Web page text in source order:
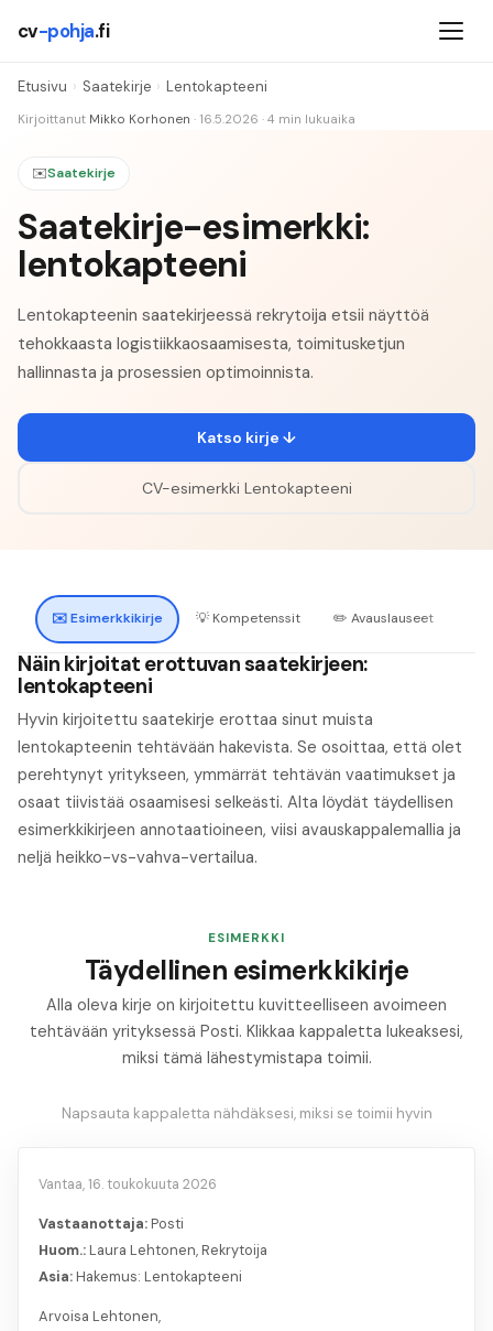
cv-pohja.fi
Etusivu › Saatekirje › Lentokapteeni
Kirjoittanut Mikko Korhonen · 16.5.2026 · 4 min lukuaika
✉️Saatekirje
Saatekirje-esimerkki:
lentokapteeni
Lentokapteenin saatekirjeessä rekrytoija etsii näyttöä
tehokkaasta logistiikkaosaamisesta, toimitusketjun
hallinnasta ja prosessien optimoinnista.
Katso kirje ↓
CV-esimerkki Lentokapteeni
✉️Esimerkkikirje 💡 Kompetenssit ✏️ Avauslauseet
Näin kirjoitat erottuvan saatekirjeen:
lentokapteeni
Hyvin kirjoitettu saatekirje erottaa sinut muista
lentokapteenin tehtävään hakevista. Se osoittaa, että olet
perehtynyt yritykseen, ymmärrät tehtävän vaatimukset ja
osaat tiivistää osaamisesi selkeästi. Alta löydät täydellisen
esimerkkikirjeen annotaatioineen, viisi avauskappalemallia ja
neljä heikko-vs-vahva-vertailua.
ESIMERKKI
Täydellinen esimerkkikirje
Alla oleva kirje on kirjoitettu kuvitteelliseen avoimeen
tehtävään yrityksessä Posti. Klikkaa kappaletta lukeaksesi,
miksi tämä lähestymistapa toimii.
Napsauta kappaletta nähdäksesi, miksi se toimii hyvin
Vantaa, 16. toukokuuta 2026
Vastaanottaja: Posti
Huom.: Laura Lehtonen, Rekrytoija
Asia: Hakemus: Lentokapteeni
Arvoisa Lehtonen,